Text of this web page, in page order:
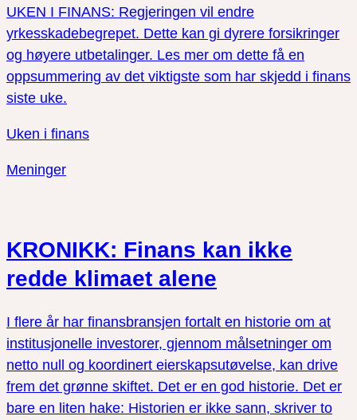
UKEN I FINANS: Regjeringen vil endre
yrkesskadebegrepet. Dette kan gi dyrere forsikringer
og høyere utbetalinger. Les mer om dette få en
oppsummering av det viktigste som har skjedd i finans
siste uke.
Uken i finans
Meninger
KRONIKK: Finans kan ikke
redde klimaet alene
I flere år har finansbransjen fortalt en historie om at
institusjonelle investorer, gjennom målsetninger om
netto null og koordinert eierskapsutøvelse, kan drive
frem det grønne skiftet. Det er en god historie. Det er
bare en liten hake: Historien er ikke sann, skriver to